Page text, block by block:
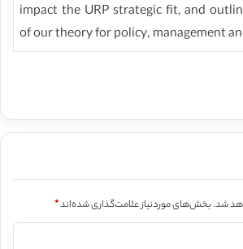
impact the URP strategic fit, and
of our theory for policy, management
شد.بخش‌های موردنیاز علامت‌گذاری شده‌اند*